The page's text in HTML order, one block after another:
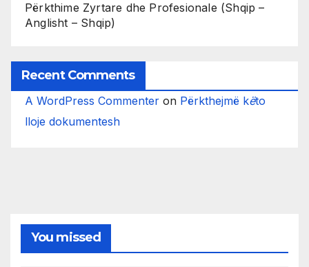
Përkthime Zyrtare dhe Profesionale (Shqip –
Anglisht – Shqip)
Recent Comments
A WordPress Commenter on Përkthejmë këto
lloje dokumentesh
You missed